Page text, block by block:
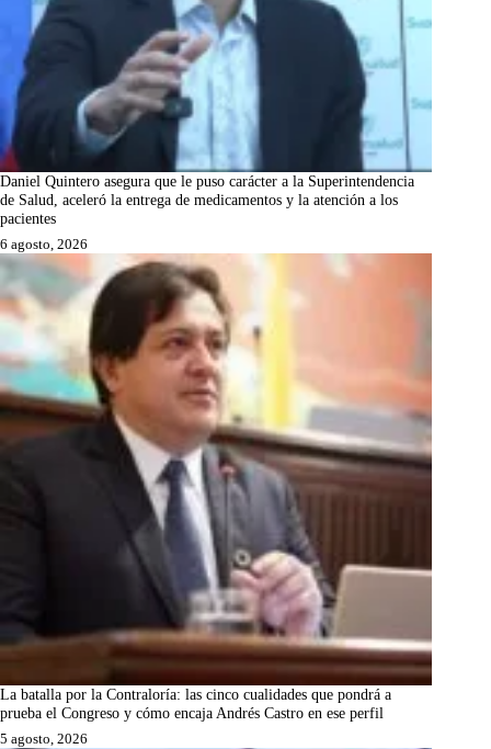
Daniel Quintero asegura que le puso carácter a la Superintendencia
de Salud, aceleró la entrega de medicamentos y la atención a los
pacientes
6 agosto, 2026
La batalla por la Contraloría: las cinco cualidades que pondrá a
prueba el Congreso y cómo encaja Andrés Castro en ese perfil
5 agosto, 2026